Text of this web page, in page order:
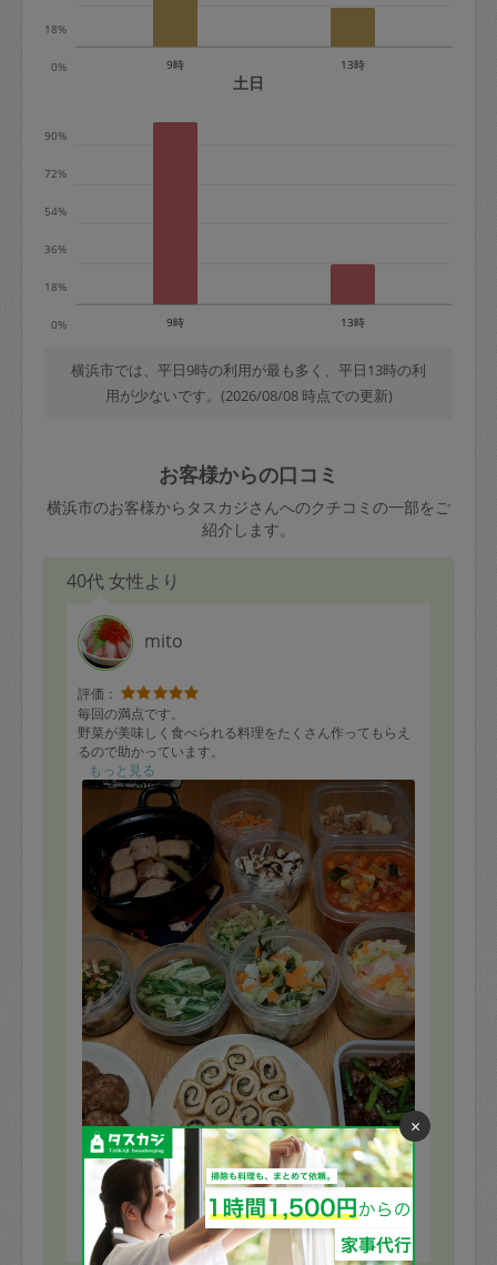
※キャンセル料金の設定について：
0%
18%
9時 13時
土日
0%
18%
36%
54%
72%
90%
9時 13時
横浜市では、平日9時の利用が最も多く、平日13時の利
用が少ないです。(2026/08/08 時点での更新)
お客様からの口コミ
横浜市のお客様からタスカジさんへのクチコミの一部をご
紹介します。
40代 女性より
mito
評価：
毎回の満点です。
野菜が美味しく食べられる料理をたくさん作ってもらえ
るので助かっています。
もっと見る
※依頼者の依頼当時の主観的な感想です。
×